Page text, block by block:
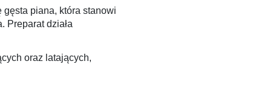
piana, która stanowi
Preparat działa
oraz latających,